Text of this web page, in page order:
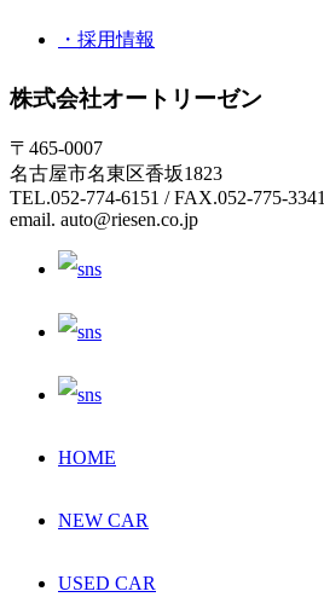
・採用情報
株式会社オートリーゼン
〒465-0007
名古屋市名東区香坂1823
TEL.052-774-6151 / FAX.052-775-3341
email. auto@riesen.co.jp
HOME
NEW CAR
USED CAR